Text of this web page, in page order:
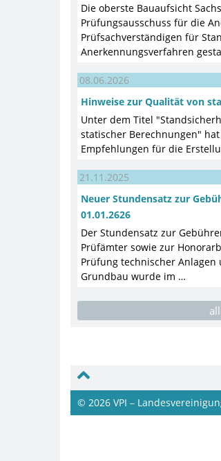
Die oberste Bauaufsicht
Prüfungsausschuss für die
Prüfsachverständigen für
Anerkennungsverfahren
08.06.2026
Hinweise zur Qualität von
Unter dem Titel
statischer Berechnungen"
Empfehlungen für die
21.11.2025
Neuer Stundensatz zur
01.01.2626
Der Stundensatz zur
Prüfämter sowie zur
Prüfung technischer
Grundbau wurde im …
© 2026 VPI –